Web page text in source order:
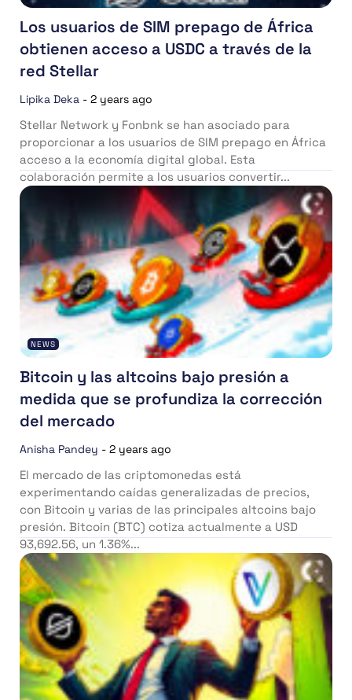
Los usuarios de SIM prepago de África
obtienen acceso a USDC a través de la
red Stellar
Lipika Deka - 2 years ago
Stellar Network y Fonbnk se han asociado para
proporcionar a los usuarios de SIM prepago en África
acceso a la economía digital global. Esta
colaboración permite a los usuarios convertir...
NEWS
Bitcoin y las altcoins bajo presión a
medida que se profundiza la corrección
del mercado
Anisha Pandey - 2 years ago
El mercado de las criptomonedas está
experimentando caídas generalizadas de precios,
con Bitcoin y varias de las principales altcoins bajo
presión. Bitcoin (BTC) cotiza actualmente a USD
93,692.56, un 1.36%...